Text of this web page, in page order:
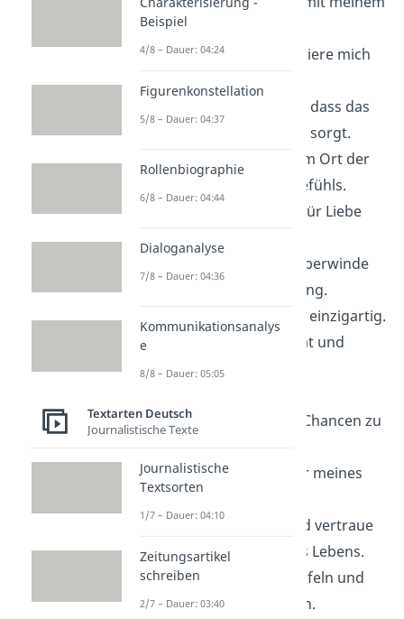
inneren Frieden.
Ich liebe und akzeptiere mich
selbst.
Ich vertraue darauf, dass das
Universum für mich sorgt.
Ich handle aus einem Ort der
Liebe und des Mitgefühls.
Ich bin ein Magnet für Liebe
und Glück.
Ich bin mutig und überwinde
jede Herausforderung.
Ich bin wertvoll und einzigartig.
Ich strahle Positivität und
Optimismus aus.
Möglichkeiten und Chancen zu
Ich bin der Schöpfer meines
Ich bin geduldig und vertraue
auf den Prozess des Lebens.
Ich bin frei von Zweifeln und
negativen Gedanken.
Beispiel
4/8 – Dauer: 04:24
Figurenkonstellation
5/8 – Dauer: 04:37
Rollenbiographie
6/8 – Dauer: 04:44
Dialoganalyse
7/8 – Dauer: 04:36
Kommunikationsanalys
e
8/8 – Dauer: 05:05
Textarten Deutsch
Journalistische Texte
Journalistische
Textsorten
1/7 – Dauer: 04:10
Zeitungsartikel
schreiben
2/7 – Dauer: 03:40